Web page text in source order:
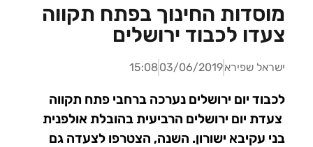
מוסדות החינוך בפתח תקווה
צעדו לכבוד ירושלים
ישראל שפירא03/06/2019
15:08
לכבוד יום ירושלים נערכה ברחבי פתח תקווה
צעדת יום ירושלים הרביעית בהובלת אולפנית
בני עקיבא ישורון. השנה, הצטרפו לצעדה גם